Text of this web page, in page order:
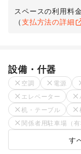
スペースの利用料
（支払方法の詳細
設備・什器
空調 電源
エレベーター
机・テーブル
関係者用駐車場（有
す